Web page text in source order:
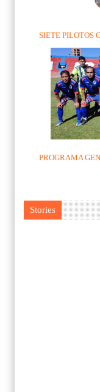
SIETE PILOTOS
PROGRAMA
Stories